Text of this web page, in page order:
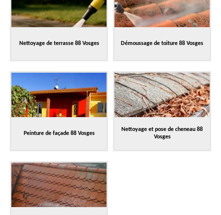
Nettoyage de terrasse 88 Vosges Démoussage de toiture 88 Vosges
Peinture de façade 88 Vosges
Nettoyage et pose de cheneau 88
Vosges